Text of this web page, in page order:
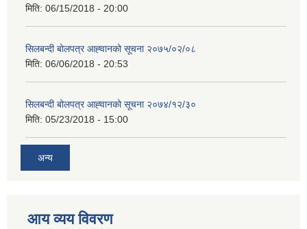
मिति: 06/15/2018 - 20:00
सिलबन्दी बोलपत्र आह्‍वानको सूचना २०७५/०२/०८
मिति: 06/06/2018 - 20:53
सिलबन्दी बोलपत्र आह्‍वानको सूचना २०७४/१२/३०
मिति: 05/23/2018 - 15:00
अन्य
आय व्यय विवरण